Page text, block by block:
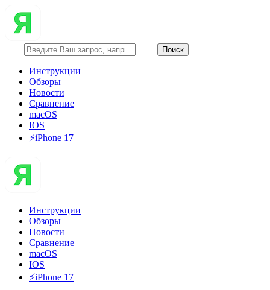
Инструкции
Обзоры
Новости
Сравнение
macOS
IOS
⚡️iPhone 17
Инструкции
Обзоры
Новости
Сравнение
macOS
IOS
⚡️iPhone 17